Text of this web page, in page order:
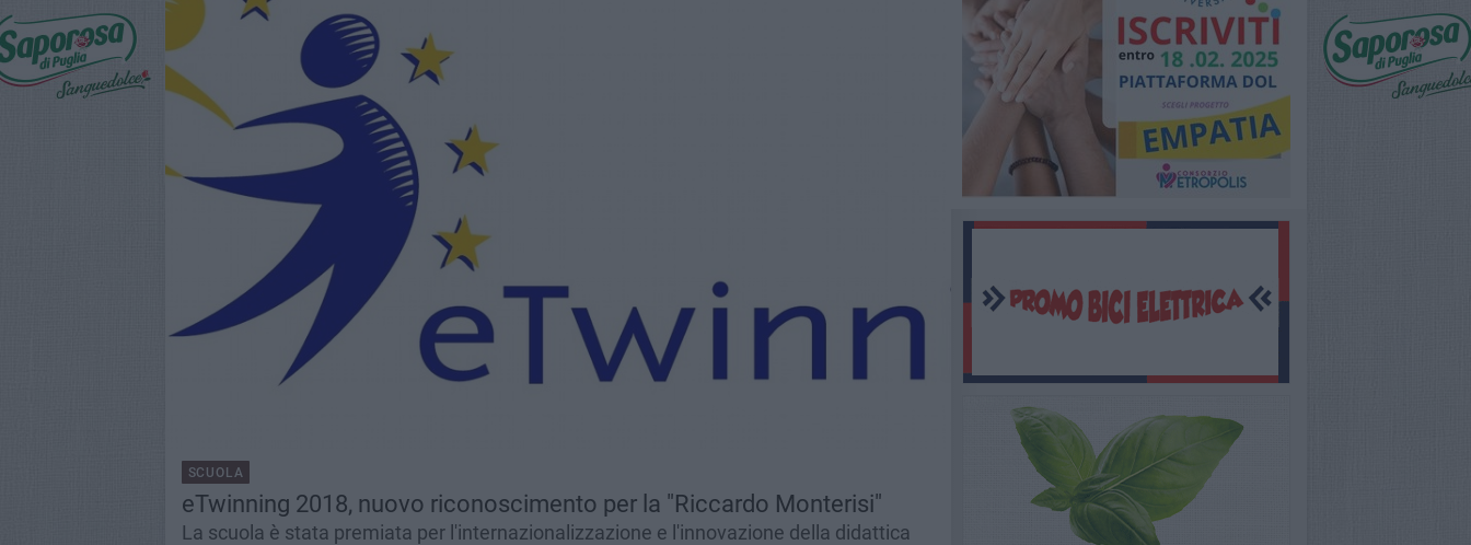
SCUOLA
eTwinning 2018, nuovo riconoscimento per la "Riccardo Monterisi"
La scuola è stata premiata per l'internazionalizzazione e l'innovazione della didattica